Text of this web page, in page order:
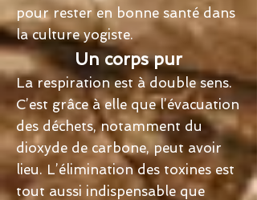
pour rester en bonne santé dans
la culture yogiste.
Un corps pur
La respiration est à double sens.
C’est grâce à elle que l’évacuation
des déchets, notamment du
dioxyde de carbone, peut avoir
lieu. L’élimination des toxines est
tout aussi indispensable que